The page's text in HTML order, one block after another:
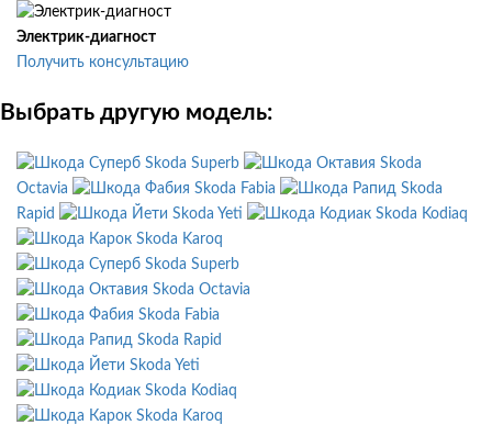
Электрик-диагност
Получить консультацию
Выбрать другую модель:
Skoda Superb
Skoda
Octavia
Skoda Fabia
Skoda
Rapid
Skoda Yeti
Skoda Kodiaq
Skoda Karoq
Skoda Superb
Skoda Octavia
Skoda Fabia
Skoda Rapid
Skoda Yeti
Skoda Kodiaq
Skoda Karoq